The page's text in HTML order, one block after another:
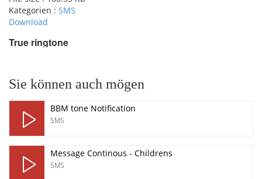
Kategorien : SMS
Download
True ringtone
Sie können auch mögen
BBM tone Notification
SMS
Message Continous - Childrens
SMS